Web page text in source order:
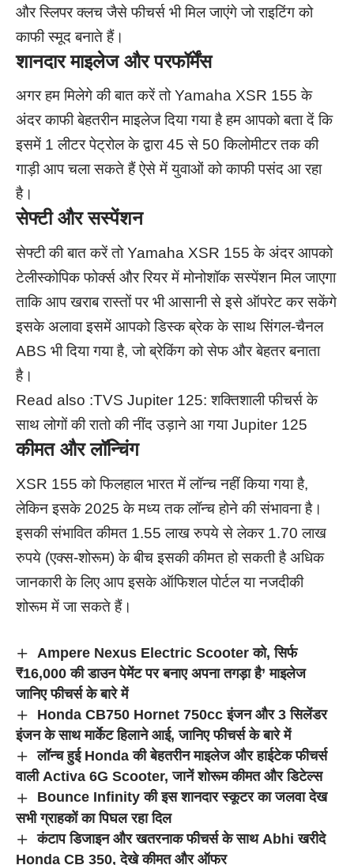
और स्लिपर क्लच जैसे फीचर्स भी मिल जाएंगे जो राइटिंग को
काफी स्मूद बनाते हैं।
शानदार माइलेज और परफॉर्मेंस
अगर हम मिलेगे की बात करें तो Yamaha XSR 155 के
अंदर काफी बेहतरीन माइलेज दिया गया है हम आपको बता दें कि
इसमें 1 लीटर पेट्रोल के द्वारा 45 से 50 किलोमीटर तक की
गाड़ी आप चला सकते हैं ऐसे में युवाओं को काफी पसंद आ रहा
है।
सेफ्टी और सस्पेंशन
सेफ्टी की बात करें तो Yamaha XSR 155 के अंदर आपको
टेलीस्कोपिक फोर्क्स और रियर में मोनोशॉक सस्पेंशन मिल जाएगा
ताकि आप खराब रास्तों पर भी आसानी से इसे ऑपरेट कर सकेंगे
इसके अलावा इसमें आपको डिस्क ब्रेक के साथ सिंगल-चैनल
ABS भी दिया गया है, जो ब्रेकिंग को सेफ और बेहतर बनाता
है।
Read also :TVS Jupiter 125: शक्तिशाली फीचर्स के
साथ लोगों की रातो की नींद उड़ाने आ गया Jupiter 125
कीमत और लॉन्चिंग
XSR 155 को फिलहाल भारत में लॉन्च नहीं किया गया है,
लेकिन इसके 2025 के मध्य तक लॉन्च होने की संभावना है।
इसकी संभावित कीमत 1.55 लाख रुपये से लेकर 1.70 लाख
रुपये (एक्स-शोरूम) के बीच इसकी कीमत हो सकती है अधिक
जानकारी के लिए आप इसके ऑफिशल पोर्टल या नजदीकी
शोरूम में जा सकते हैं।
Ampere Nexus Electric Scooter को, सिर्फ
₹16,000 की डाउन पेमेंट पर बनाए अपना तगड़ा है’ माइलेज
जानिए फीचर्स के बारे में
Honda CB750 Hornet 750cc इंजन और 3 सिलेंडर
इंजन के साथ मार्केट हिलाने आई, जानिए फीचर्स के बारे में
लॉन्च हुई Honda की बेहतरीन माइलेज और हाईटेक फीचर्स
वाली Activa 6G Scooter, जानें शोरूम कीमत और डिटेल्स
Bounce Infinity की इस शानदार स्कूटर का जलवा देख
सभी ग्राहकों का पिघल रहा दिल
कंटाप डिजाइन और खतरनाक फीचर्स के साथ Abhi खरीदे
Honda CB 350, देखे कीमत और ऑफर